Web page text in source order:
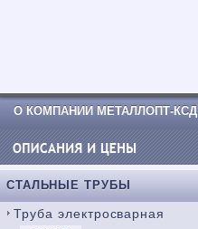
О КОМПАНИИ МЕТАЛЛОПТ-КСД
КОНТАКТНАЯ ИНФОРМАЦИЯ
СТАЛЬНЫЕ ТРУБЫ
Труба электросварная